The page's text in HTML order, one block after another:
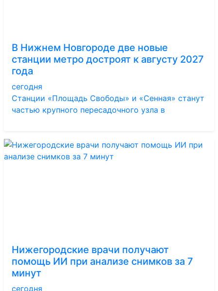
В Нижнем Новгороде две новые
станции метро достроят к августу 2027
года
сегодня
Станции «Площадь Свободы» и «Сенная» станут
частью крупного пересадочного узла в
Нижегородские врачи получают
помощь ИИ при анализе снимков за 7
минут
сегодня